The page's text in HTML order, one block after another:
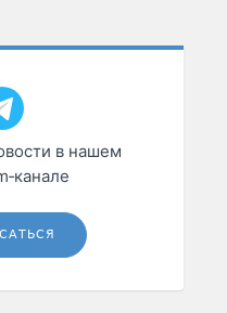
в нашем